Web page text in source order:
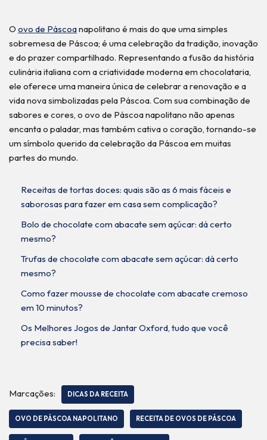
O ovo de Páscoanapolitano é mais do que uma simples
sobremesa de Páscoa; é uma celebração da tradição, inovação
e do prazer compartilhado. Representando a fusão da história
culinária italiana com a criatividade moderna em chocolataria,
ele oferece uma maneira única de celebrar a renovação e a
vida nova simbolizadas pela Páscoa. Com sua combinação de
sabores e cores, o ovo de Páscoa napolitano não apenas
encanta o paladar, mas também cativa o coração, tornando-se
um símbolo querido da celebração da Páscoa em muitas
partes do mundo.
Receitas de tortas doces: quais são as 6 mais fáceis e
saborosas para fazer em casa sem complicação?
Bolo de chocolate com abacate sem açúcar: dá certo
mesmo?
Trufas de chocolate com abacate sem açúcar: dá certo
mesmo?
Como fazer mousse de chocolate com abacate cremoso
em 10 minutos?
Os Melhores Jogos de Jantar Oxford, tudo que você
precisa saber!
Marcações: DICAS DA RECEITA
OVO DE PÁSCOA NAPOLITANO RECEITA DE OVOS DE PÁSCOA